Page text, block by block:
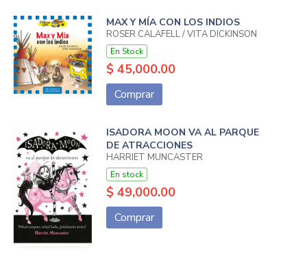
MAX Y MÍA CON LOS INDIOS
ROSER CALAFELL / VITA DICKINSON
En Stock
$ 45,000.00
Comprar
ISADORA MOON VA AL PARQUE
DE ATRACCIONES
HARRIET MUNCASTER
En stock
$ 49,000.00
Comprar